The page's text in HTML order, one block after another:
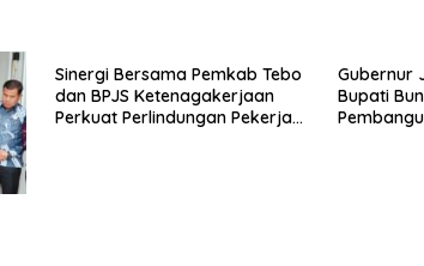
Sinergi Bersama Pemkab Tebo
dan BPJS Ketenagakerjaan
Perkuat Perlindungan Pekerja
Gubernur
Bupati